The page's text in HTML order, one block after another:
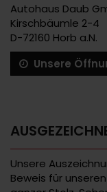
Autohaus Daub
Kirschbäumle 2-4
D-72160 Horb a.N.
Unsere
Unsere
Beweis für